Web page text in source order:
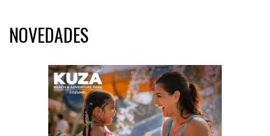
NOVEDADES